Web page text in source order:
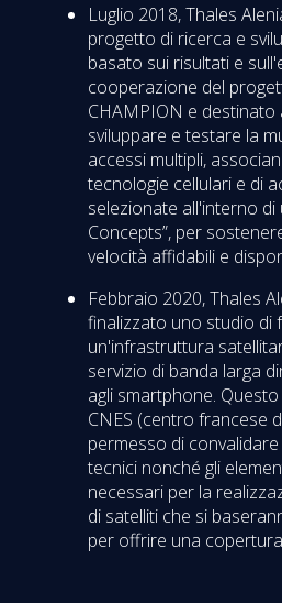
Luglio 2018, Thales
progetto di ricerca e
basato sui risultati e
cooperazione del
CHAMPION e destinato
sviluppare e testare la
accessi multipli,
tecnologie cellulari e di
selezionate all'interno
Concepts”, per
velocità affidabili e
Febbraio 2020, Thales
finalizzato uno studio di
un'infrastruttura
servizio di banda larga
agli smartphone.
CNES (centro francese
permesso di
tecnici nonché gli
necessari per la
di satelliti che si
per offrire una